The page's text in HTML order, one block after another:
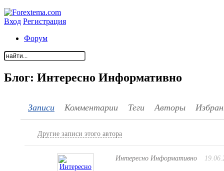
Вход Регистрация
Форум
Блог: Интересно Информативно
Записи Комментарии Теги Авторы
Другие записи этого автора
Интересно Информативно